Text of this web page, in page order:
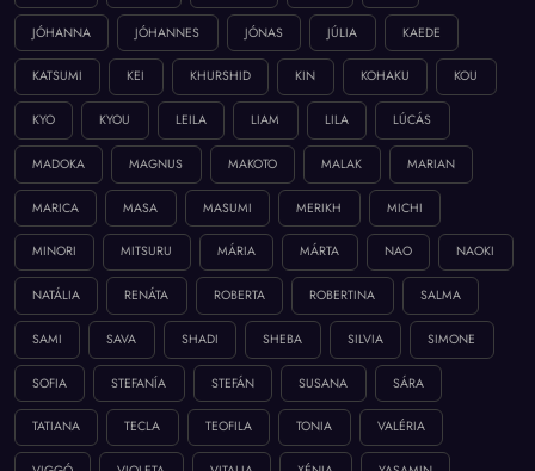
JÓHANNA JÓHANNES JÓNAS JÚLIA KAEDE
KATSUMI KEI KHURSHID KIN KOHAKU KOU
KYO KYOU LEILA LIAM LILA LÚCÁS
MADOKA MAGNUS MAKOTO MALAK MARIAN
MARICA MASA MASUMI MERIKH MICHI
MINORI MITSURU MÁRIA MÁRTA NAO NAOKI
NATÁLIA RENÁTA ROBERTA ROBERTINA SALMA
SAMI SAVA SHADI SHEBA SILVIA SIMONE
SOFIA STEFANÍA STEFÁN SUSANA SÁRA
TATIANA TECLA TEOFILA TONIA VALÉRIA